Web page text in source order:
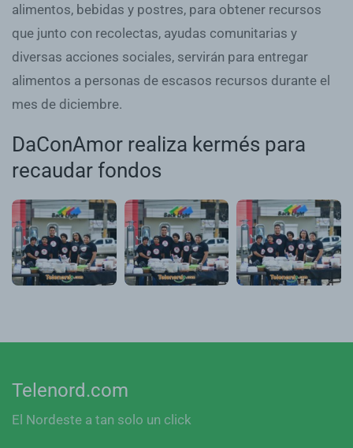
alimentos, bebidas y postres, para obtener recursos
que junto con recolectas, ayudas comunitarias y
diversas acciones sociales, servirán para entregar
alimentos a personas de escasos recursos durante el
mes de diciembre.
DaConAmor realiza kermés para
recaudar fondos
Telenord.com
El Nordeste a tan solo un click